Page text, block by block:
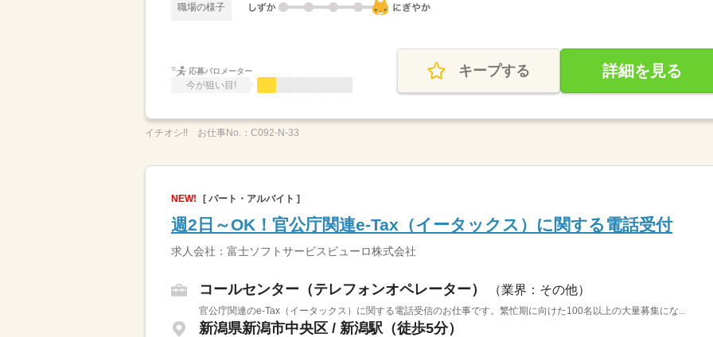
職場の様子
応募バロメーター
今が狙い目!
キープする 詳細を見る
イチオシ!! お仕事No.： C092-N-33
NEW! [ パート・アルバイト ]
週2日～OK！官公庁関連e-Tax（イータックス）に関する電話受付
求人会社：富士ソフトサービスビューロ株式会社
コールセンター（テレフォンオペレーター） （業界：その他）
官公庁関連のe-Tax（イータックス）に関する電話受信のお仕事です。繁忙期に向けた100名以上の大量募集にな...
新潟県新潟市中央区 / 新潟駅（徒歩5分）